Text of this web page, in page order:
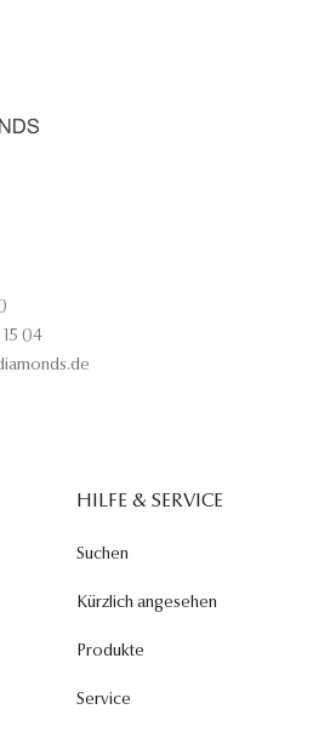
04
HILFE & SERVICE
Suchen
Kürzlich angesehen
Produkte
Service